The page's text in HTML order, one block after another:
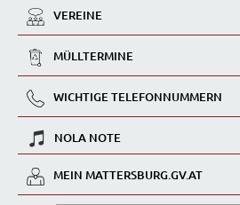
VEREINE
MÜLLTERMINE
WICHTIGE TELEFONNUMMERN
NOLA NOTE
MEIN MATTERSBURG.GV.AT